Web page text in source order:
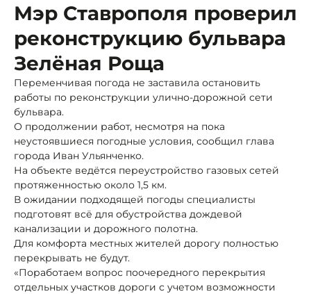
Мэр Ставрополя проверил
реконструкцию бульвара
Зелёная Роща
Переменчивая погода не заставила остановить
работы по реконструкции улично-дорожной сети
бульвара.
О продолжении работ, несмотря на пока
неустоявшиеся погодные условия, сообщил глава
города Иван Ульянченко.
На объекте ведётся переустройство газовых сетей
протяженностью около 1,5 км.
В ожидании подходящей погоды специалисты
подготовят всё для обустройства дождевой
канализации и дорожного полотна.
Для комфорта местных жителей дорогу полностью
перекрывать не будут.
«Поработаем вопрос поочередного перекрытия
отдельных участков дороги с учетом возможности